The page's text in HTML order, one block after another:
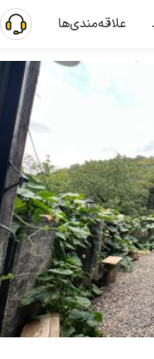
علاقه‌مندی‌ها